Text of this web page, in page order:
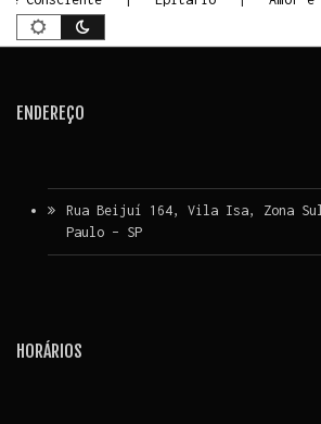
ENDEREÇO
Rua Beijuí 164, Vila Isa, Zona
Paulo – SP
HORÁRIOS